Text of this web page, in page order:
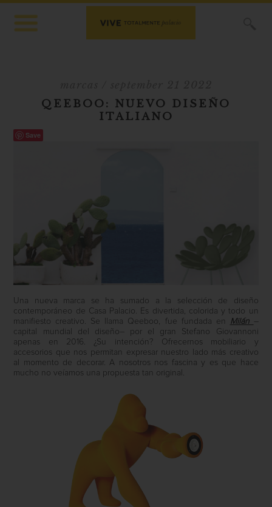
QEEBOO: NUEVO DISEÑO
ITALIANO
Save
Una nueva marca se ha sumado a la selección de diseño
contemporáneo de Casa Palacio. Es divertida, colorida y todo un
manifiesto creativo. Se llama Qeeboo, fue fundada en
Milán –
capital mundial del diseño– por el gran Stefano Giovannoni
apenas en 2016. ¿Su intención? Ofrecernos mobiliario y
accesorios que nos permitan expresar nuestro lado más creativo
al momento de decorar. A nosotros nos fascina y es que hace
mucho no veíamos una propuesta tan original.